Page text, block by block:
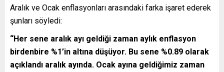
Aralık ve Ocak enflasyonları arasındaki farka işaret ederek
şunları söyledi:
“Her sene aralık ayı geldiği zaman aylık enflasyon
birdenbire %1’in altına düşüyor. Bu sene %0.89 olarak
açıklandı aralık ayında. Ocak ayına geldiğimiz zaman